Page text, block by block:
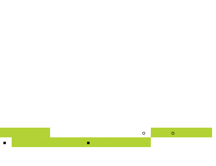
SK – Qualitätsstandards
Satzung